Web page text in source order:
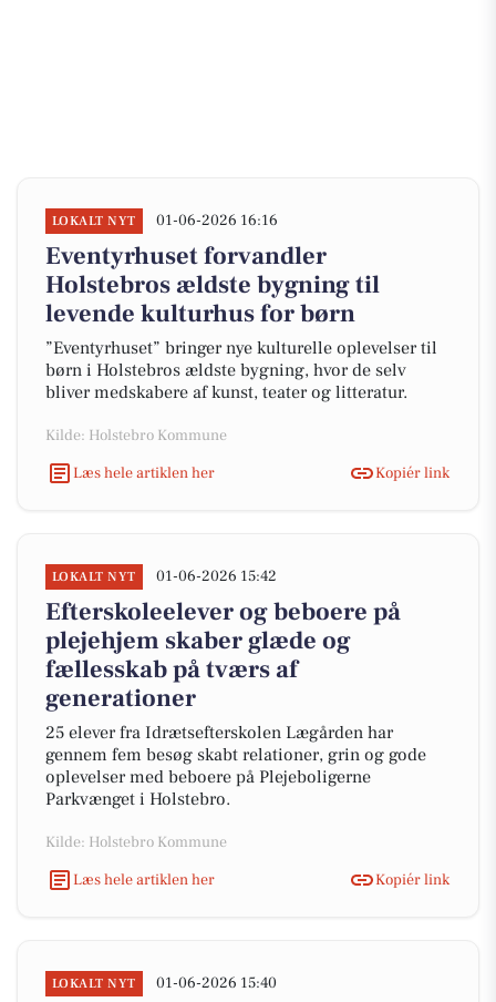
LOKALT NYT 01-06-2026 16:16
Eventyrhuset forvandler
Holstebros ældste bygning til
levende kulturhus for børn
”Eventyrhuset” bringer nye kulturelle oplevelser til
børn i Holstebros ældste bygning, hvor de selv
bliver medskabere af kunst, teater og litteratur.
Kilde: Holstebro Kommune
Læs hele artiklen her
Kopiér link
LOKALT NYT 01-06-2026 15:42
Efterskoleelever og beboere på
plejehjem skaber glæde og
fællesskab på tværs af
generationer
25 elever fra Idrætsefterskolen Lægården har
gennem fem besøg skabt relationer, grin og gode
oplevelser med beboere på Plejeboligerne
Parkvænget i Holstebro.
Kilde: Holstebro Kommune
Læs hele artiklen her
Kopiér link
LOKALT NYT 01-06-2026 15:40